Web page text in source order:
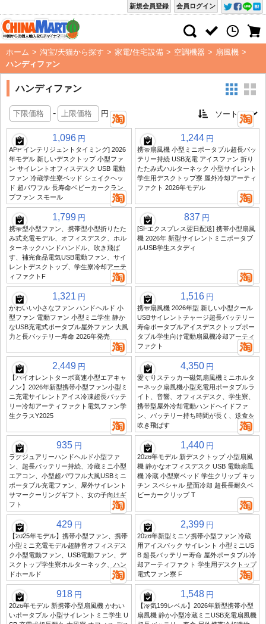
会員ログイン
新規会員登録
ホーム > 淘宝/天猫から探す > 家電/住宅設備 > 空調機器 > 扇風機 >
ハンディファン
ハンディファン
- 円
1,096 円
APP インテリジェントタイミング] 2026
年モデル 新しいデスクトップ 小型ファ
ン サイレントオフィスデスク USB 電動
ファン 冷蔵学生寮ベッド シェイクヘッ
ド 超パワフル 長寿命ベビーカークラン
プファン スモール
1,244 円
携帯扇風機 小型ミニポータブル超長バッ
テリー持続 USB充電 アイスファン 折り
たたみ式ハルターネック 小型サイレント
学生用デスクトップ寮 屋外冷却アーティ
ファクト 2026年モデル
1,799 円
携帯型小型ファン、携帯型小型折りたた
み式充電モデル、オフィスデスク、ホル
ターネックハンドハンドル、吹き飛ば
す、補完食品電気USB電動ファン、サイ
レントデスクトップ、学生寮冷却アーテ
ィファクトF
837 円
[SFエクスプレス翌日配送] 携帯小型扇風
機 2026年 新型サイレントミニポータブ
ルUSB学生スタディ
1,321 円
かわいい小さなファン ハンドヘルド 小
型ファン 電動ファン 小型ミニ学生 静か
なUSB充電式ポータブル屋外ファン 大風
力と長バッテリー寿命 2026年発売
1,516 円
携帯扇風機 2026年型 新しい小型クール
USBサイレントチャージ超長バッテリー
寿命ポータブルアイスデスクトップポー
タブル学生向け電動扇風機冷却アーティ
ファクト
2,449 円
【バイオレントターボ高速小型エアキャ
ノン】2026年新型携帯小型ファン小型ミ
ニ充電サイレントアイス冷凍超長バッテ
リー冷却アーティファクト電気ファン学
生クラスY2025
4,350 円
愛くりステッカー磁気扇風機ミニホルタ
ーネック扇風機小型充電用ポータブルラ
イト、音響、オフィスデスク、学生寮、
携帯型屋外冷却電動ハンドヘイドファ
ン、バッテリー持ち時間が長く、送食を
吹き飛ばす
935 円
ラグジュアリーハンドヘルド小型ファ
ン、超長バッテリー持続、冷蔵ミニ小型
エアコン、小型超パワフル大風USBミニ
ポータブル充電ファン、屋外サイレント
サマークーリングギフト、女の子向けギ
フト
1,440 円
2026年モデル 新デスクトップ 小型扇風
機 静かなオフィスデスク USB 電動扇風
機 冷蔵 小型寮ベッド 学生クリップ キッ
チン スペシャル 壁面冷却 超長長耐久ベ
ビーカークリップ T
429 円
【2025年モデル】携帯小型ファン、携帯
小型ミニ充電モデル超静音オフィスデス
ク小型電動ファン、USB電動ファン、デ
スクトップ学生寮ホルターネック、ハン
ドホールド
2,399 円
2026年新型ミニソ携帯小型ファン 冷蔵
用アイスパック サイレント 小型ミニUS
B 超長バッテリー寿命 屋外ポータブル冷
却アーティファクト 学生用デスクトップ
電式ファン寮 F
918 円
2026年モデル 新携帯小型扇風機 かわい
いポータブル 小型サイレントミニ学生 U
1,548 円
【冷気199レベル】2026年新型携帯小型
扇風機 静か小型冷蔵ミニUSB充電扇風機